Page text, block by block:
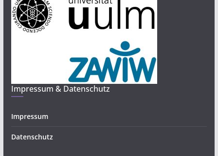
Impressum & Datenschutz
Impressum
Datenschutz